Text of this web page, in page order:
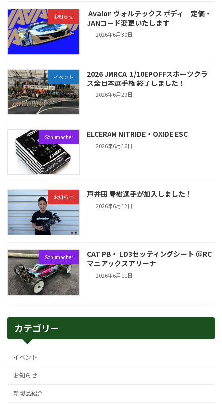
お知らせ
Avalon ヴォルテックス ボディ 定価・
JANコード変更いたします
2026年6月30日
イベント
2026 JMRCA 1/10EPOFFスポーツクラ
ス全日本選手権 終了しました！
2026年6月29日
Schumacher ELCERAM NITRIDE・OXIDE ESC
2026年6月16日
お知らせ 戸井田 春樹選手が加入しました！
2026年6月12日
Schumacher
CAT PB・ LD3セッティングシート ＠RC
マニアックスアリーナ
2026年6月11日
カテゴリー
イベント
お知らせ
新製品紹介